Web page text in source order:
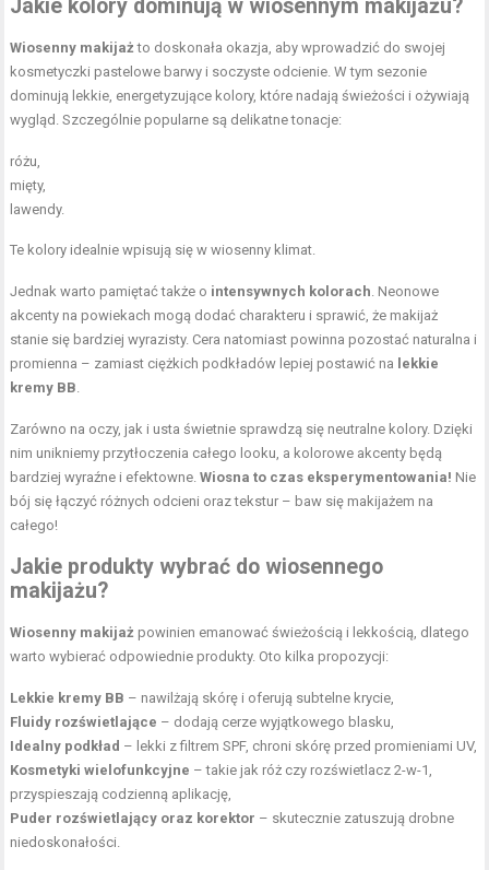
Jakie kolory dominują w wiosennym makijażu?
Wiosenny makijaż to doskonała okazja, aby wprowadzić do swojej
kosmetyczki pastelowe barwy i soczyste odcienie. W tym sezonie
dominują lekkie, energetyzujące kolory, które nadają świeżości i ożywiają
wygląd. Szczególnie popularne są delikatne tonacje:
różu,
mięty,
lawendy.
Te kolory idealnie wpisują się w wiosenny klimat.
Jednak warto pamiętać także o intensywnych kolorach. Neonowe
akcenty na powiekach mogą dodać charakteru i sprawić, że makijaż
stanie się bardziej wyrazisty. Cera natomiast powinna pozostać naturalna i
promienna – zamiast ciężkich podkładów lepiej postawić na lekkie
kremy BB.
Zarówno na oczy, jak i usta świetnie sprawdzą się neutralne kolory. Dzięki
nim unikniemy przytłoczenia całego looku, a kolorowe akcenty będą
bardziej wyraźne i efektowne.Wiosna to czas eksperymentowania! Nie
bój się łączyć różnych odcieni oraz tekstur – baw się makijażem na
całego!
Jakie produkty wybrać do wiosennego
makijażu?
Wiosenny makijaż powinien emanować świeżością i lekkością, dlatego
warto wybierać odpowiednie produkty. Oto kilka propozycji:
Lekkie kremy BB – nawilżają skórę i oferują subtelne krycie,
Fluidy rozświetlające – dodają cerze wyjątkowego blasku,
Idealny podkład – lekki z filtrem SPF, chroni skórę przed promieniami UV,
Kosmetyki wielofunkcyjne – takie jak róż czy rozświetlacz 2-w-1,
przyspieszają codzienną aplikację,
Puder rozświetlający oraz korektor – skutecznie zatuszują drobne
niedoskonałości.